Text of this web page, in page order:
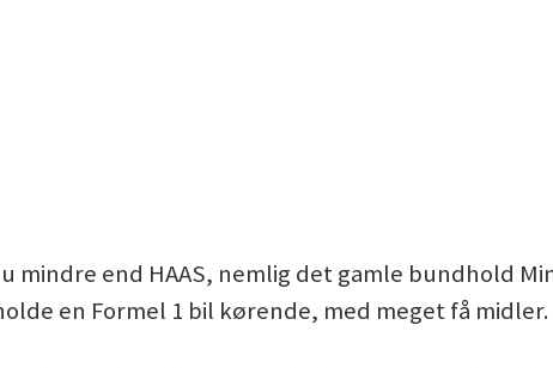
mindre end HAAS, nemlig det gamle bundhold
en Formel 1 bil kørende, med meget få midler.